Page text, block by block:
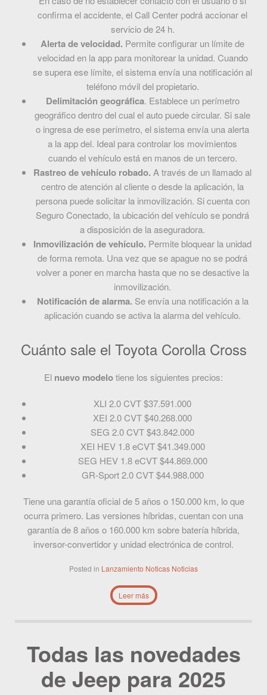
confirma el accidente, el Call Center podrá accionar el
servicio de 24 h.
Alerta de velocidad. Permite configurar un límite de
velocidad en la app para monitorear la unidad. Cuando
se supera ese límite, el sistema envía una notificación al
teléfono móvil del propietario.
Delimitación geográfica. Establece un perímetro
geográfico dentro del cual el auto puede circular. Si sale
o ingresa de ese perímetro, el sistema envía una alerta
a la app del. Ideal para controlar los movimientos
cuando el vehículo está en manos de un tercero.
Rastreo de vehículo robado. A través de un llamado al
centro de atención al cliente o desde la aplicación, la
persona puede solicitar la inmovilización. Si cuenta con
Seguro Conectado, la ubicación del vehículo se pondrá
a disposición de la aseguradora.
Inmovilización de vehículo. Permite bloquear la unidad
de forma remota. Una vez que se apague no se podrá
volver a poner en marcha hasta que no se desactive la
inmovilización.
Notificación de alarma. Se envía una notificación a la
aplicación cuando se activa la alarma del vehículo.
Cuánto sale el Toyota Corolla Cross
El nuevo modelotiene los siguientes precios:
XLI 2.0 CVT $37.591.000
XEI 2.0 CVT $40.268.000
SEG 2.0 CVT $43.842.000
XEI HEV 1.8 eCVT $41.349.000
SEG HEV 1.8 eCVT $44.869.000
GR-Sport 2.0 CVT $44.988.000
Tiene una garantía oficial de 5 años o 150.000 km, lo que
ocurra primero. Las versiones híbridas, cuentan con una
garantía de 8 años o 160.000 km sobre batería híbrida,
inversor-convertidor y unidad electrónica de control.
Posted in Lanzamiento Noticas Noticias
Leer más
Todas las novedades
de Jeep para 2025